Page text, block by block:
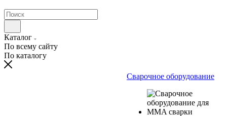
Каталог
По всему сайту
По каталогу
Сварочное оборудование